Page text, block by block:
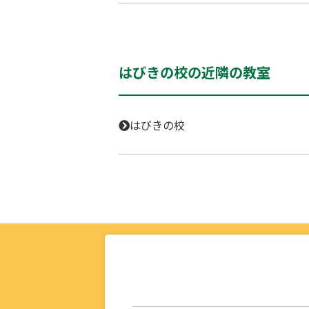
はびきの校の近隣の教室
はびきの校